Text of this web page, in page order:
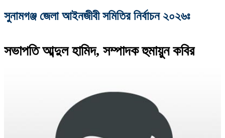
সুনামগঞ্জ জেলা আইনজীবী সমিতির নির্বাচন ২০২৬ঃ
সভাপতি আব্দুল হামিদ, সম্পাদক হুমায়ুন কবির